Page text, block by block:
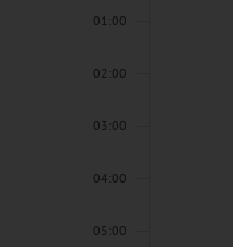
01:00
02:00
03:00
04:00
05:00